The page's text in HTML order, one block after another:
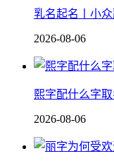
乳名起名丨小
2026-08-06
熙字配什么字
2026-08-06